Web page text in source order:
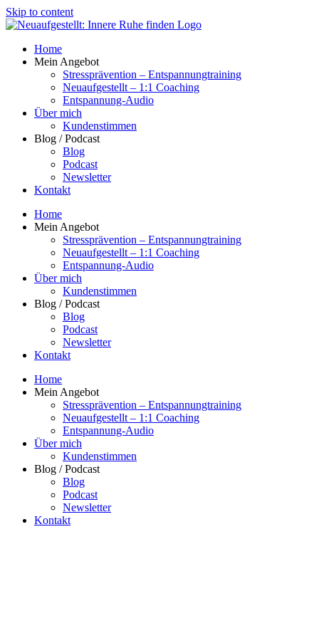
Skip to content
Home
Mein Angebot
Stressprävention – Entspannungtraining
Neuaufgestellt – 1:1 Coaching
Entspannung-Audio
Über mich
Kundenstimmen
Blog / Podcast
Blog
Podcast
Newsletter
Kontakt
Home
Mein Angebot
Stressprävention – Entspannungtraining
Neuaufgestellt – 1:1 Coaching
Entspannung-Audio
Über mich
Kundenstimmen
Blog / Podcast
Blog
Podcast
Newsletter
Kontakt
Home
Mein Angebot
Stressprävention – Entspannungtraining
Neuaufgestellt – 1:1 Coaching
Entspannung-Audio
Über mich
Kundenstimmen
Blog / Podcast
Blog
Podcast
Newsletter
Kontakt